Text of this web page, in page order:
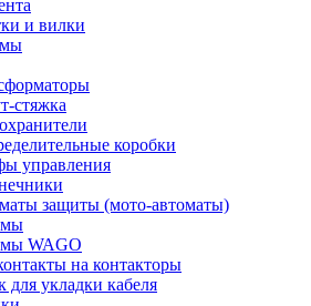
и вилки
стяжка
коробки
управления
защиты (мото-автоматы)
WAGO
на контакторы
для укладки кабеля